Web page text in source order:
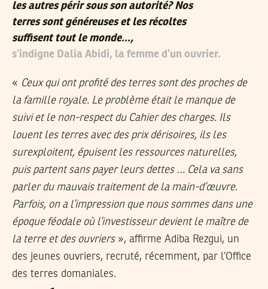
les autres périr sous son autorité? Nos
terres sont généreuses et les récoltes
suffisent tout le monde…,
s’indigne Dalia Abidi, la femme d’un ouvrier.
« Ceux qui ont profité des terres sont des proches de
la famille royale. Le problème était le manque de
suivi et le non-respect du Cahier des charges. Ils
louent les terres avec des prix dérisoires, ils les
surexploitent, épuisent les ressources naturelles,
puis partent sans payer leurs dettes … Cela va sans
parler du mauvais traitement de la main-d’œuvre.
Parfois, on a l’impression que nous sommes dans une
époque féodale où l’investisseur devient le maître de
la terre et des ouvriers», affirme Adiba Rezgui, un
des jeunes ouvriers, recruté, récemment, par l’Office
des terres domaniales.